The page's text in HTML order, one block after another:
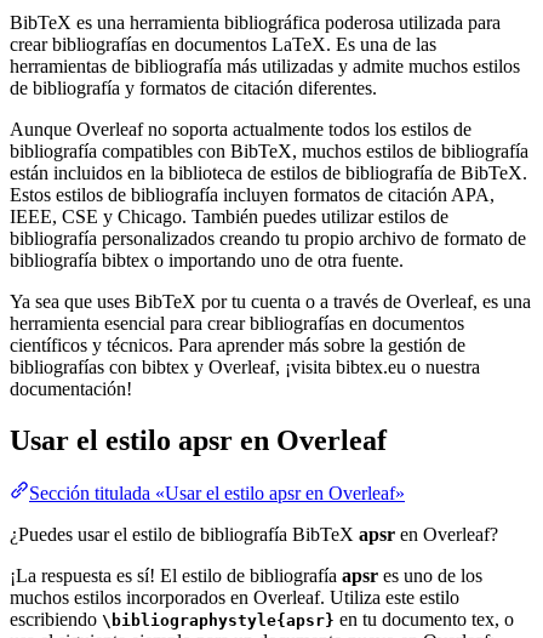
BibTeX es una herramienta bibliográfica poderosa utilizada para
crear bibliografías en documentos LaTeX. Es una de las
herramientas de bibliografía más utilizadas y admite muchos estilos
de bibliografía y formatos de citación diferentes.
Aunque Overleaf no soporta actualmente todos los estilos de
bibliografía compatibles con BibTeX, muchos estilos de bibliografía
están incluidos en la biblioteca de estilos de bibliografía de BibTeX.
Estos estilos de bibliografía incluyen formatos de citación APA,
IEEE, CSE y Chicago. También puedes utilizar estilos de
bibliografía personalizados creando tu propio archivo de formato de
bibliografía bibtex o importando uno de otra fuente.
Ya sea que uses BibTeX por tu cuenta o a través de Overleaf, es una
herramienta esencial para crear bibliografías en documentos
científicos y técnicos. Para aprender más sobre la gestión de
bibliografías con bibtex y Overleaf, ¡visita bibtex.eu o nuestra
documentación!
Usar el estilo apsr en Overleaf
Sección titulada «Usar el estilo apsr en Overleaf»
¿Puedes usar el estilo de bibliografía BibTeX apsr en Overleaf?
¡La respuesta es sí! El estilo de bibliografía apsr es uno de los
muchos estilos incorporados en Overleaf. Utiliza este estilo
escribiendo \bibliographystyle{apsr} en tu documento tex, o